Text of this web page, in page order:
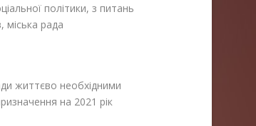
політики, з питань
міська рада
життєво необхідними
на 2021 рік